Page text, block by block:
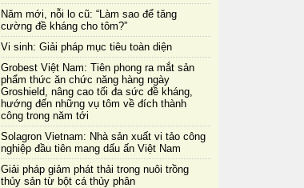
Năm mới, nỗi lo cũ: “Làm sao để tăng
cường đề kháng cho tôm?”
Vi sinh: Giải pháp mục tiêu toàn diện
Grobest Việt Nam: Tiên phong ra mắt sản
phẩm thức ăn chức năng hàng ngày
Groshield, nâng cao tối đa sức đề kháng,
hướng đến những vụ tôm về đích thành
công trong năm tới
Solagron Vietnam: Nhà sản xuất vi tảo công
nghiệp đầu tiên mang dấu ấn Việt Nam
Giải pháp giảm phát thải trong nuôi trồng
thủy sản từ bột cá thủy phân